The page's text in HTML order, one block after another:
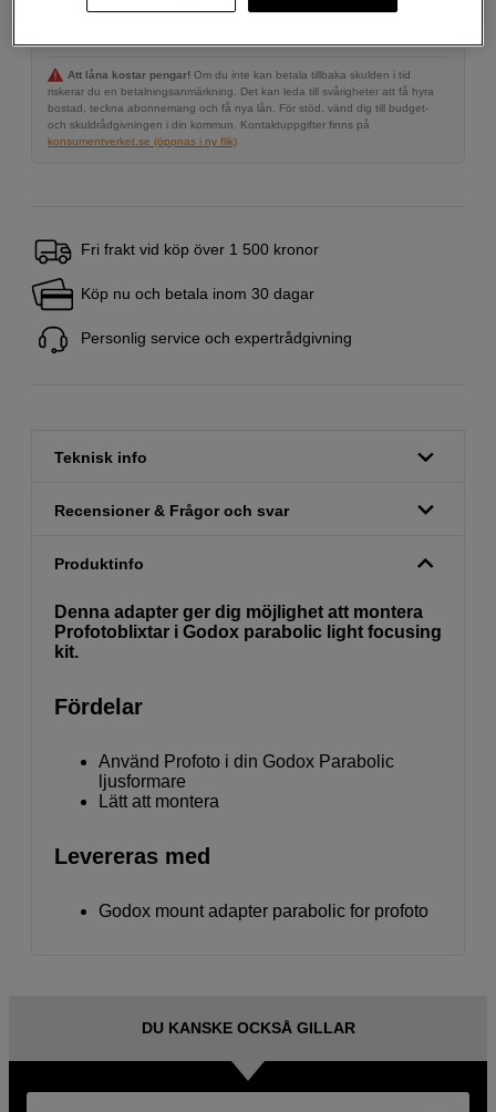
Exempel: 48 mån, 85 SEK/mån, totalt 4 659 SEK, effektiv ränta 10,45 %
Att låna kostar pengar! Om du inte kan betala tillbaka skulden i tid
riskerar du en betalningsanmärkning. Det kan leda till svårigheter att få hyra
bostad, teckna abonnemang och få nya lån. För stöd, vänd dig till budget-
och skuldrådgivningen i din kommun. Kontaktuppgifter finns på
konsumentverket.se (öppnas i ny flik)
Fri frakt vid köp över 1 500 kronor
Köp nu och betala inom 30 dagar
Personlig service och expertrådgivning
Teknisk info
Recensioner & Frågor och svar
Produktinfo
Denna adapter ger dig möjlighet att montera
Profotoblixtar i Godox parabolic light focusing
kit.
Fördelar
Använd Profoto i din Godox Parabolic
ljusformare
Lätt att montera
Levereras med
Godox mount adapter parabolic for profoto
DU KANSKE OCKSÅ GILLAR